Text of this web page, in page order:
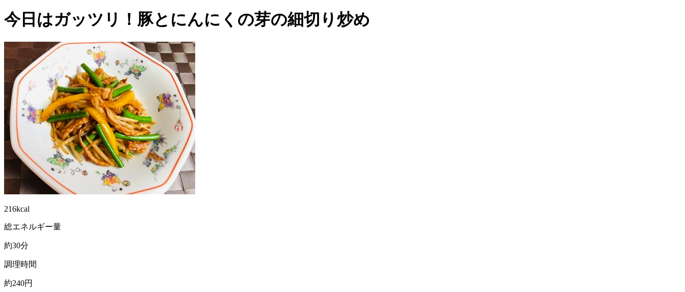
今日はガッツリ！豚とにんにくの芽の細切り炒め
216kcal
総エネルギー量
約30分
調理時間
約240円